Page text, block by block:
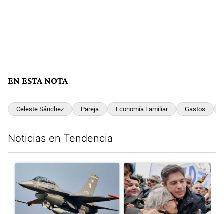
EN ESTA NOTA
Celeste Sánchez Pareja Economía Familiar Gastos
Noticias en Tendencia
Un artículo de tendencia con el título "Los aviones F 16
Un artículo de tendencia con